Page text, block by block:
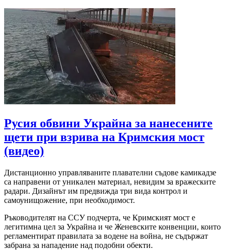
Русия обвини Украйна за нанесените
щети при взрива на Кримския мост
(видео)
Дистанционно управляваните плавателни съдове камикадзе
са направени от уникален материал, невидим за вражеските
радари. Дизайнът им предвижда три вида контрол и
самоунищожение, при необходимост.
Ръководителят на ССУ подчерта, че Кримският мост е
легитимна цел за Украйна и че Женевските конвенции, които
регламентират правилата за водене на война, не съдържат
забрана за нападение над подобни обекти.